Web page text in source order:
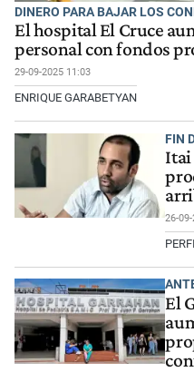
DINERO PARA BAJAR LOS
El hospital El Cruce
personal con fondos
29-09-2025 11:03
ENRIQUE GARABETYAN
FIN
Itai
26-
El